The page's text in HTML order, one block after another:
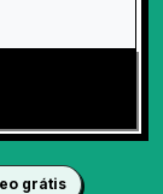
grátis